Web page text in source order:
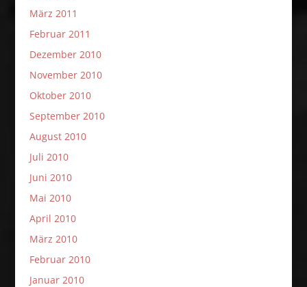
März 2011
Februar 2011
Dezember 2010
November 2010
Oktober 2010
September 2010
August 2010
Juli 2010
Juni 2010
Mai 2010
April 2010
März 2010
Februar 2010
Januar 2010